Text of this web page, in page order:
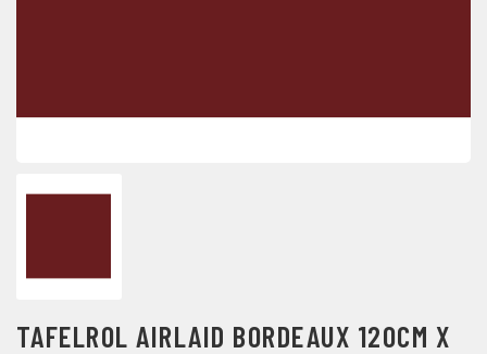
TAFELROL AIRLAID BORDEAUX 120CM X